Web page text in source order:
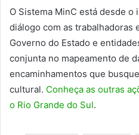
O Sistema MinC está desde o
diálogo com as trabalhadoras
Governo do Estado e
conjunta no mapeamento de
encaminhamentos que
cultural. Conheça as outras
o Rio Grande do Sul.